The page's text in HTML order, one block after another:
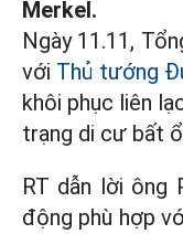
Merkel.
Ngày 11.11,
với Thủ tướng
khôi phục liên
trạng di cư bất
RT dẫn lời ông
động phù hợp